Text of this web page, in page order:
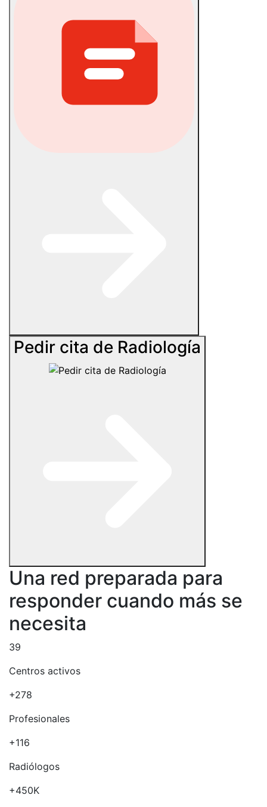
Pedir cita de Radiología
Una red preparada para
responder cuando más se
necesita
39
Centros activos
+278
Profesionales
+116
Radiólogos
+450K